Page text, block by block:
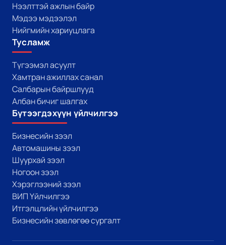
Нээлттэй ажлын байр
Мэдээ мэдээлэл
Нийгмийн хариуцлага
Тусламж
Түгээмэл асуулт
Хамтран ажиллах санал
Салбарын байршлууд
Албан бичиг шалгах
Бүтээгдэхүүн үйлчилгээ
Бизнесийн зээл
Автомашины зээл
Шуурхай зээл
Ногоон зээл
Хэрэглээний зээл
ВИП Үйлчилгээ
Итгэлцлийн үйлчилгээ
Бизнесийн зөвлөгөө сургалт